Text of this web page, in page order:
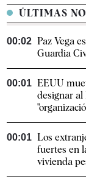
ÚLTIMAS
00:02 Paz Vega
Guardia
00:01 EEUU
designar al
00:01 Los
fuertes en
vivienda